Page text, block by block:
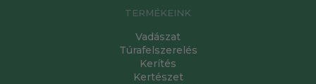
TERMÉKEINK
Vadászat
Túrafelszerelés
Kerítés
Kertészet